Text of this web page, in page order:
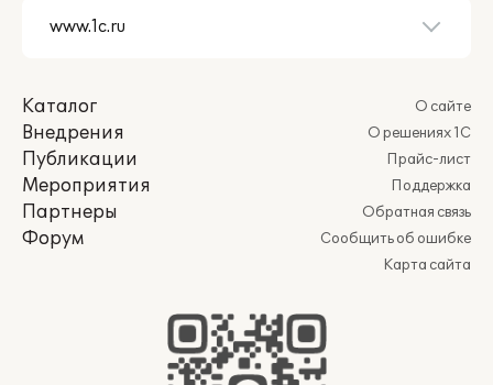
Каталог
Внедрения
Публикации
Мероприятия
Партнеры
Форум
О сайте
О решениях 1С
Прайс-лист
Поддержка
Обратная связь
Сообщить об ошибке
Карта сайта